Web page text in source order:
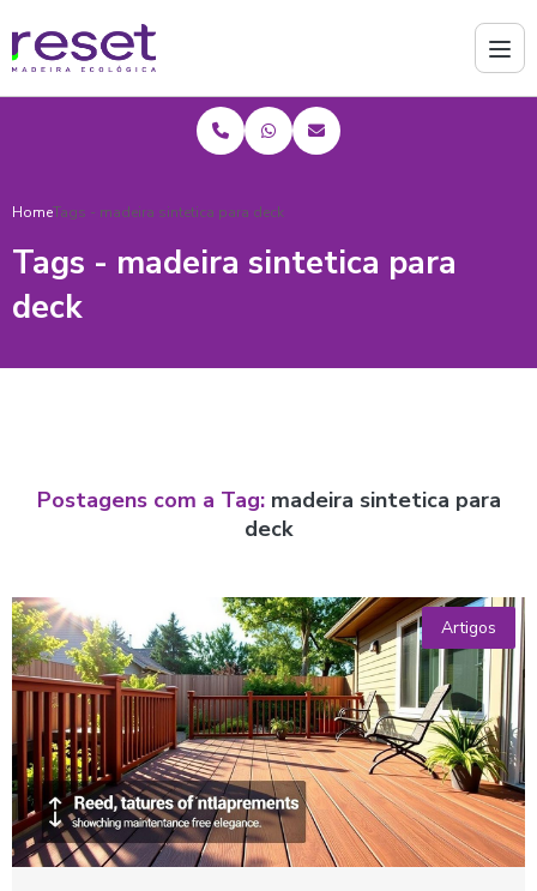
HomeTags - madeira sintetica para deck
Tags - madeira sintetica para
deck
Postagens com a Tag: madeira sintetica para
deck
Artigos